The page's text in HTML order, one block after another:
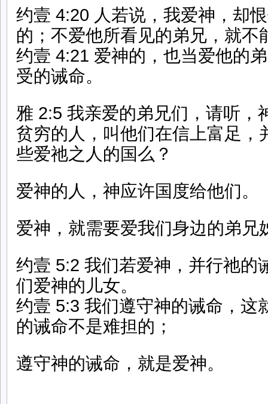
约壹 4:20 人若说，我爱神，却
的；不爱他所看见的弟兄，就不
约壹 4:21 爱神的，也当爱他的
受的诫命。
雅 2:5 我亲爱的弟兄们，请听，
贫穷的人，叫他们在信上富足，
些爱祂之人的国么？
爱神的人，神应许国度给他们。
爱神，就需要爱我们身边的弟兄
约壹 5:2 我们若爱神，并行祂的
们爱神的儿女。
约壹 5:3 我们遵守神的诫命，这
的诫命不是难担的；
遵守神的诫命，就是爱神。